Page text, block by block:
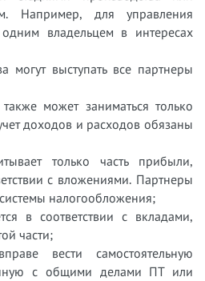
Например, для управления
владельцем в интересах
могут выступать все партнеры
может заниматься только
доходов и расходов обязаны
только часть прибыли,
с вложениями. Партнеры
налогообложения;
в соответствии с вкладами,
части;
вести самостоятельную
с общими делами ПТ или